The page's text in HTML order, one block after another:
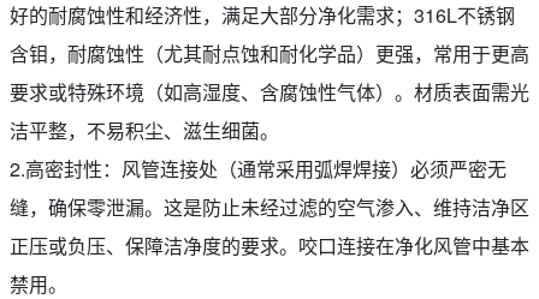
好的耐腐蚀性和经济性，满足大部分净化需求；316L不锈钢
含钼，耐腐蚀性（尤其耐点蚀和耐化学品）更强，常用于更高
要求或特殊环境（如高湿度、含腐蚀性气体）。材质表面需光
洁平整，不易积尘、滋生细菌。
2.高密封性：风管连接处（通常采用弧焊焊接）必须严密无
缝，确保零泄漏。这是防止未经过滤的空气渗入、维持洁净区
正压或负压、保障洁净度的要求。咬口连接在净化风管中基本
禁用。